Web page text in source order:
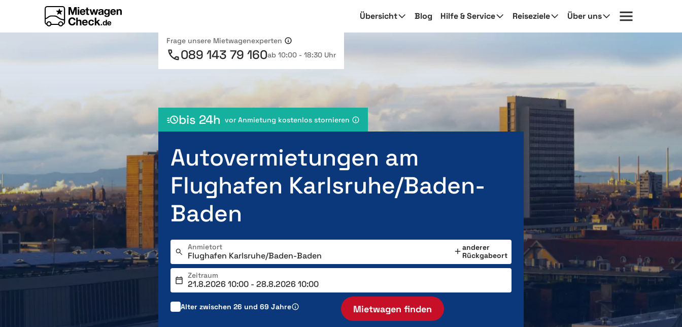
Übersicht Blog Hilfe & Service Reiseziele Über uns
Frage unsere Mietwagenexperten
089 143 79 160ab 10:00 - 18:30 Uhr
bis 24h vor Anmietung kostenlos stornieren
Autovermietungen am
Flughafen Karlsruhe/Baden-
Baden
Anmietort
anderer
Rückgabeort
Zeitraum
Alter zwischen 26 und 69 Jahre Mietwagen finden